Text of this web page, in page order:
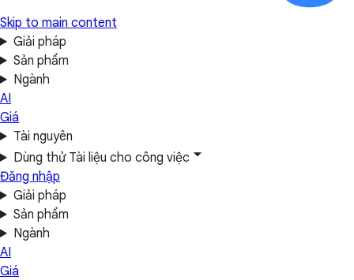
Skip to main content
Giải pháp
Sản phẩm
Ngành
AI
Giá
Tài nguyên
Dùng thử Tài liệu cho công việc
Đăng nhập
Giải pháp
Sản phẩm
Ngành
AI
Giá